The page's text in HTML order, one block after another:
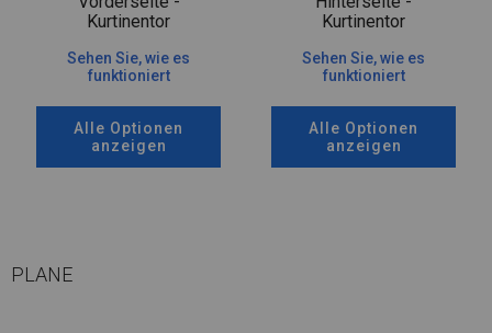
Kurtinentor
Sehen Sie, wie es
funktioniert
Alle Optionen
anzeigen
Kurtinentor
Sehen Sie, wie es
funktioniert
Alle Optionen
anzeigen
PLANE